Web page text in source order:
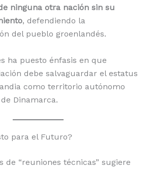
ninguna otra nación sin su
, defendiendo la
del pueblo groenlandés.
ha puesto énfasis en que
debe salvaguardar el estatus
como territorio autónomo
Dinamarca.
para el Futuro?
de “reuniones técnicas” sugiere